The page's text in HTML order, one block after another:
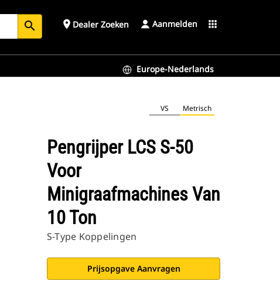
search place Dealer Zoeken Aanmelden apps
Europe-Nederlands
VS Metrisch
Pengrijper LCS S-50
Voor
Minigraafmachines Van
10 Ton
S-Type Koppelingen
Prijsopgave Aanvragen